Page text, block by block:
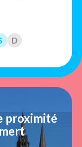
D
proximité